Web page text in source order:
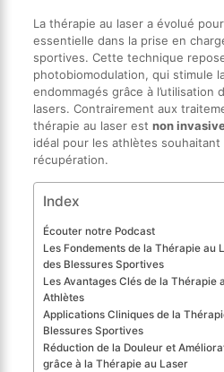
La thérapie au laser a évolué
essentielle dans la prise en
sportives. Cette technique
photobiomodulation, qui stimule
endommagés grâce à l’utilisation
lasers. Contrairement aux
thérapie au laser est non
idéal pour les athlètes
récupération.
Index
Écouter notre Podcast
Les Fondements de la Thérapie au
des Blessures Sportives
Les Avantages Clés de la Thérapie
Athlètes
Applications Cliniques de la
Blessures Sportives
Réduction de la Douleur et
grâce à la Thérapie au Laser